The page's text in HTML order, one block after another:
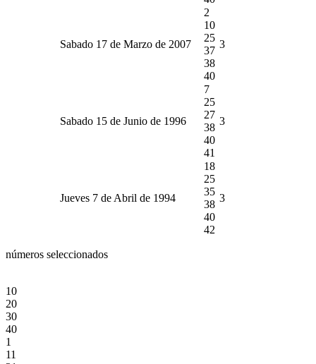
Sabado 17 de Marzo de 2007
2
10
25
37
38
40
3
Sabado 15 de Junio de 1996
7
25
27
38
40
41
3
Jueves 7 de Abril de 1994
18
25
35
38
40
42
3
números seleccionados
10
20
30
40
1
11